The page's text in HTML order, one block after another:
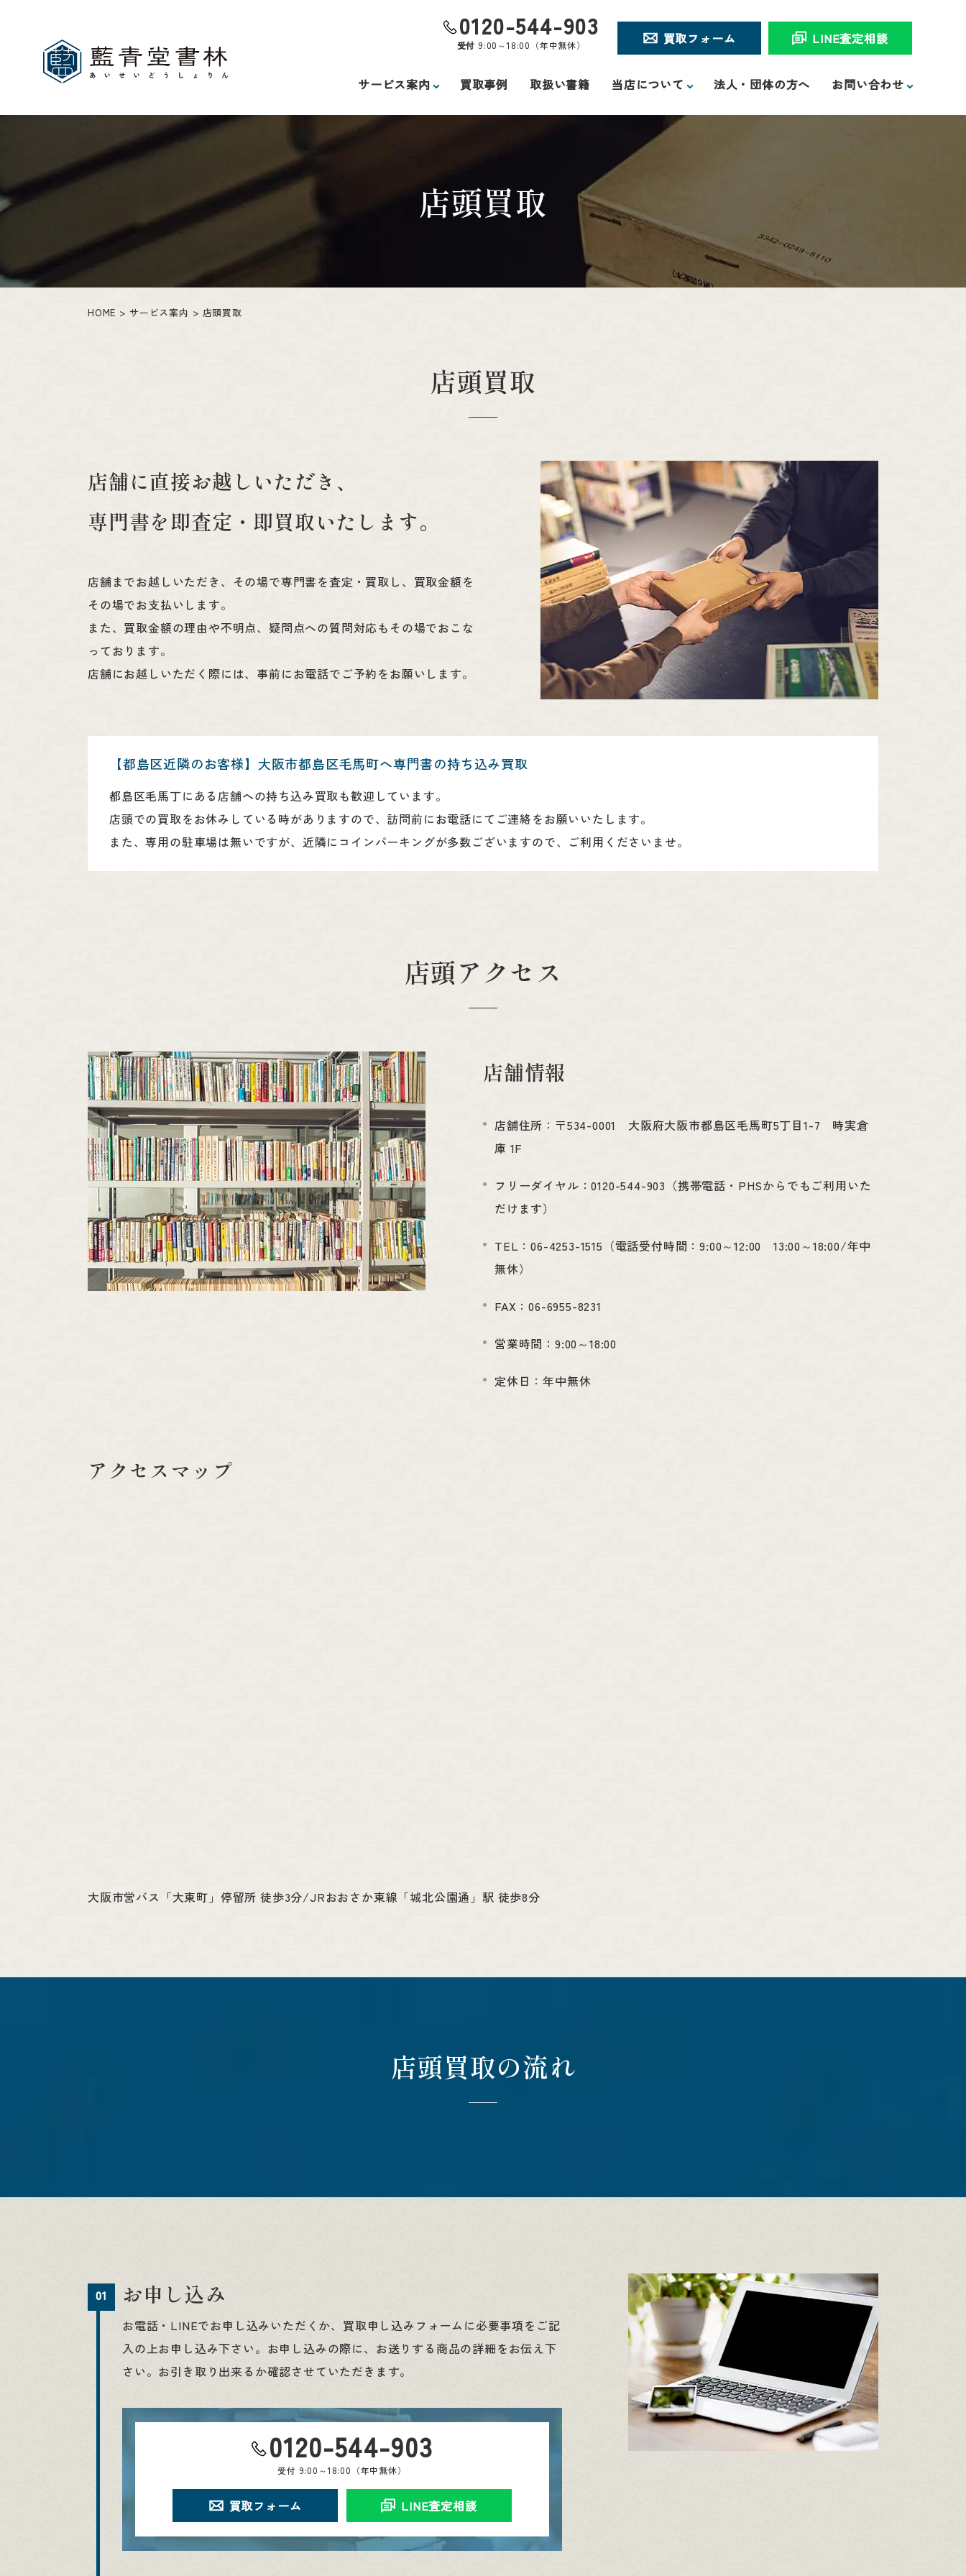
サービス案内 買取事例 取扱い書籍 当店について 法人・団体の方へ お問い合わせ
0120-544-903
受付 9:00～18:00（年中無休） 買取フォーム LINE査定相談
店頭買取
HOME サービス案内 店頭買取
店頭買取
店舗に直接お越しいただき、
専門書を即査定・即買取いたします。
店舗までお越しいただき、その場で専門書を査定・買取し、買取金額を
その場でお支払いします。
また、買取金額の理由や不明点、疑問点への質問対応もその場でおこな
っております。
店舗にお越しいただく際には、事前にお電話でご予約をお願いします。
【都島区近隣のお客様】大阪市都島区毛馬町へ専門書の持ち込み買取
都島区毛馬丁にある店舗への持ち込み買取も歓迎しています。
店頭での買取をお休みしている時がありますので、訪問前にお電話にてご連絡をお願いいたします。
また、専用の駐車場は無いですが、近隣にコインパーキングが多数ございますので、ご利用くださいませ。
店頭アクセス
店舗情報
店舗住所：〒534-0001 大阪府大阪市都島区毛馬町5丁目1-7 時実倉
庫 1F
フリーダイヤル：0120-544-903（携帯電話・PHSからでもご利用いた
だけます）
TEL：06-4253-1515（電話受付時間：9:00～12:00 13:00～18:00/年中
無休）
FAX：06-6955-8231
営業時間：9:00～18:00
定休日：年中無休
アクセスマップ
大阪市営バス「大東町」停留所 徒歩3分/JRおおさか東線「城北公園通」駅 徒歩8分
店頭買取の流れ
01 お申し込み
お電話・LINEでお申し込みいただくか、買取申し込みフォームに必要事項をご記
入の上お申し込み下さい。お申し込みの際に、お送りする商品の詳細をお伝え下
さい。お引き取り出来るか確認させていただきます。
0120-544-903
受付 9:00～18:00（年中無休）
買取フォーム LINE査定相談